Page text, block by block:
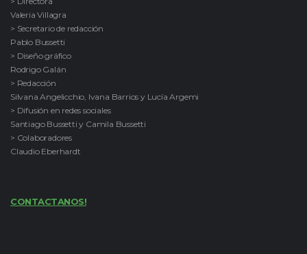
Valeria Villagra
> Secretario de redacción
Pablo Bussetti
> Diseño gráfico
Rodrigo Galán
> Redacción
Silvana Angelicchio, Ivana Barrios y Lucía Argemi
> Difusión en redes sociales
Santiago Bussetti y Camila Bussetti
> Colaboradores
Claudio Eberhardt
CONTACTANOS!